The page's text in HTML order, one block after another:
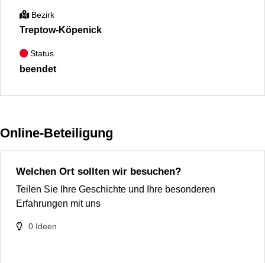
Bezirk
Treptow-Köpenick
Status
beendet
Online-Beteiligung
Welchen Ort sollten wir besuchen?
Teilen Sie Ihre Geschichte und Ihre besonderen
Erfahrungen mit uns
0 Ideen